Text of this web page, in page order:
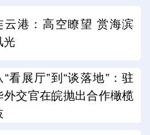
云港：高空瞭望 赏海滨
光
“看展厅”到“谈落地”：驻
外交官在皖抛出合作橄榄